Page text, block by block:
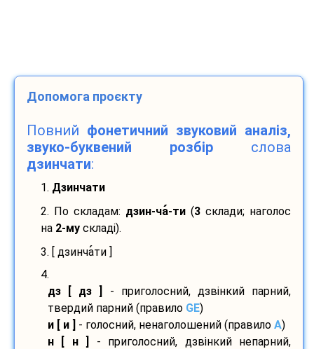
Допомога проєкту
Повний фонетичний звуковий аналіз,
звуко-буквений розбір слова
дзинчати:
1. Дзинчати
2. По складам: дзин-ча-ти (3 склади; наголос
на 2-му складі).
3. [ дзинчати ]
4.
дз [ дз ]
- приголосний, дзвінкий парний,
твердий парний (правило GE)
и [ и ]
- голосний, ненаголошений (правило A)
н [ н ]
- приголосний, дзвінкий непарний,